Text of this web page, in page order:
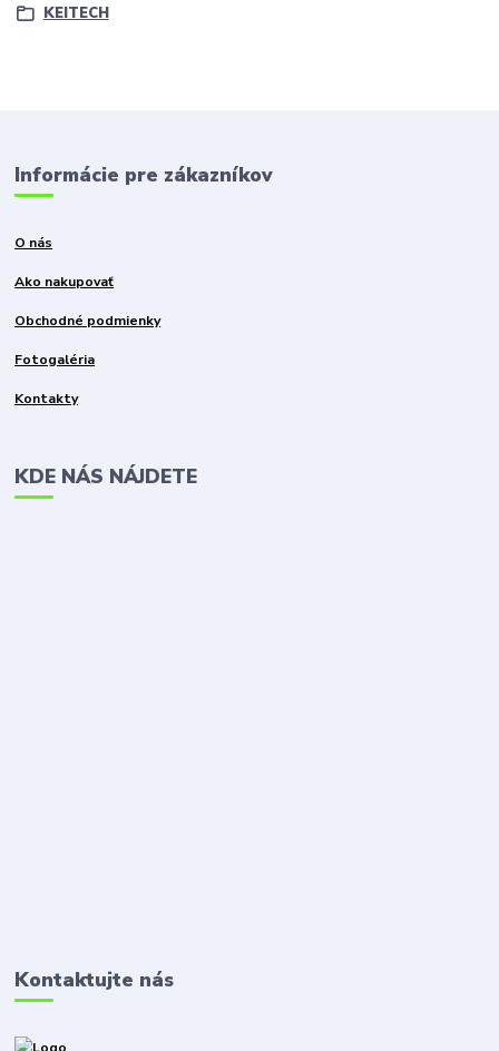
KEITECH
Informácie pre zákazníkov
O nás
Ako nakupovať
Obchodné podmienky
Fotogaléria
Kontakty
KDE NÁS NÁJDETE
Kontaktujte nás